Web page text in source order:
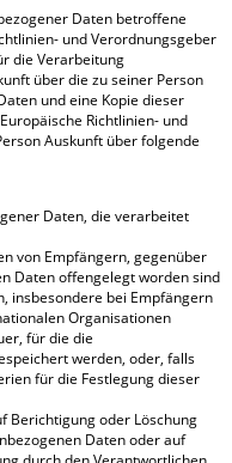
Daten betroffene
und Verordnungsgeber
die Verarbeitung
über die zu seiner Person
und eine Kopie dieser
Richtlinien- und
Auskunft über folgende
Daten, die verarbeitet
von Empfängern, gegenüber
Daten offengelegt worden sind
insbesondere bei Empfängern
Organisationen
für die die
werden, oder, falls
für die Festlegung dieser
Berichtigung oder Löschung
Daten oder auf